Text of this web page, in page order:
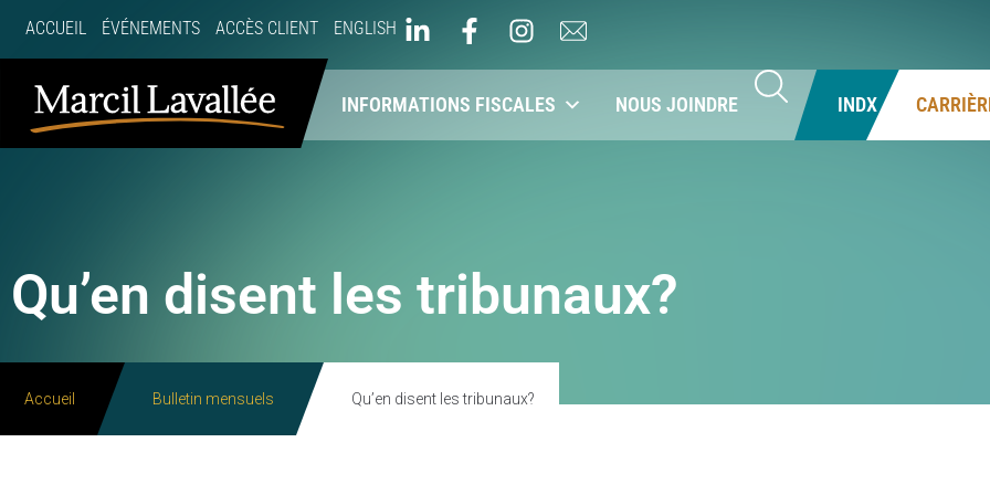
ACCUEIL ÉVÉNEMENTS ACCÈS CLIENT ENGLISH
À PROPOS NOS SERVICES INFORMATIONS FISCALES NOUS JOINDRE INDX
Qu’en disent les tribunaux?
Accueil Bulletin mensuels Qu’en disent les tribunaux?